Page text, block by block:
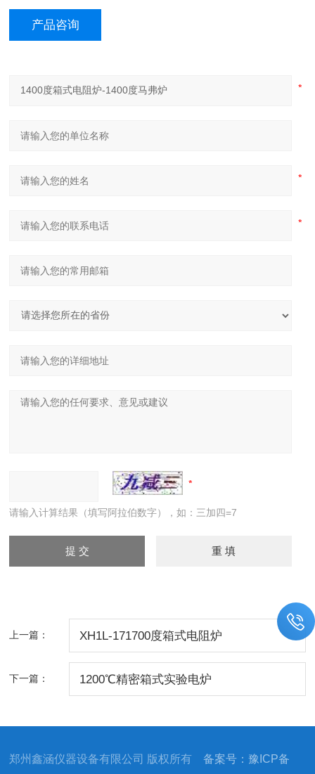
产品咨询
请输入计算结果（填写阿拉伯数字），如：三加四=7
上一篇： XH1L-171700度箱式电阻炉
下一篇： 1200℃精密箱式实验电炉
郑州鑫涵仪器设备有限公司 版权所有备案号：豫ICP备